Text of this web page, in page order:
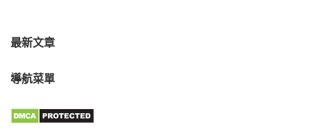
最新文章
導航菜單